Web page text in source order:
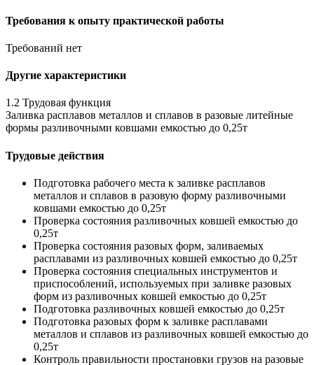
Требования к опыту практической работы
Требований нет
Другие характеристики
1.2 Трудовая функция
Заливка расплавов металлов и сплавов в разовые литейные
формы разливочными ковшами емкостью до 0,25т
Трудовые действия
Подготовка рабочего места к заливке расплавов
металлов и сплавов в разовую форму разливочными
ковшами емкостью до 0,25т
Проверка состояния разливочных ковшей емкостью до
0,25т
Проверка состояния разовых форм, заливаемых
расплавами из разливочных ковшей емкостью до 0,25т
Проверка состояния специальных инструментов и
приспособлений, используемых при заливке разовых
форм из разливочных ковшей емкостью до 0,25т
Подготовка разливочных ковшей емкостью до 0,25т
Подготовка разовых форм к заливке расплавами
металлов и сплавов из разливочных ковшей емкостью до
0,25т
Контроль правильности простановки грузов на разовые